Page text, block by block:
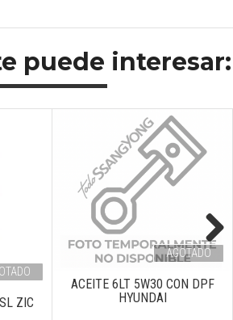
puede interesar:
ZIC
AGOTADO
ACEITE 6LT 5W30 CON DPF
HYUNDAI